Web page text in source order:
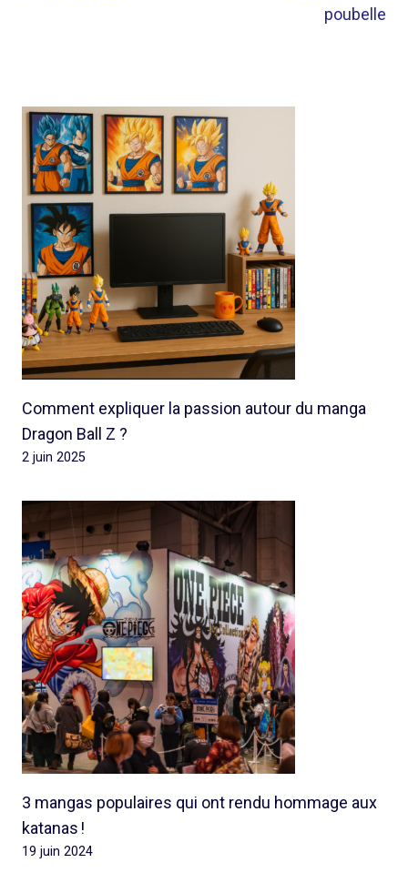
poubelle
Comment expliquer la passion autour du manga
Dragon Ball Z ?
2 juin 2025
3 mangas populaires qui ont rendu hommage aux
katanas !
19 juin 2024